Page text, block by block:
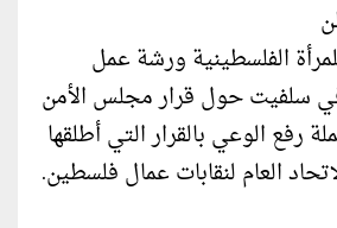
الفلسطينية ورشة عمل
سلفيت حول قرار مجلس الأمن
حملة رفع الوعي بالقرار التي أطلقها
العام لنقابات عمال فلسطين.